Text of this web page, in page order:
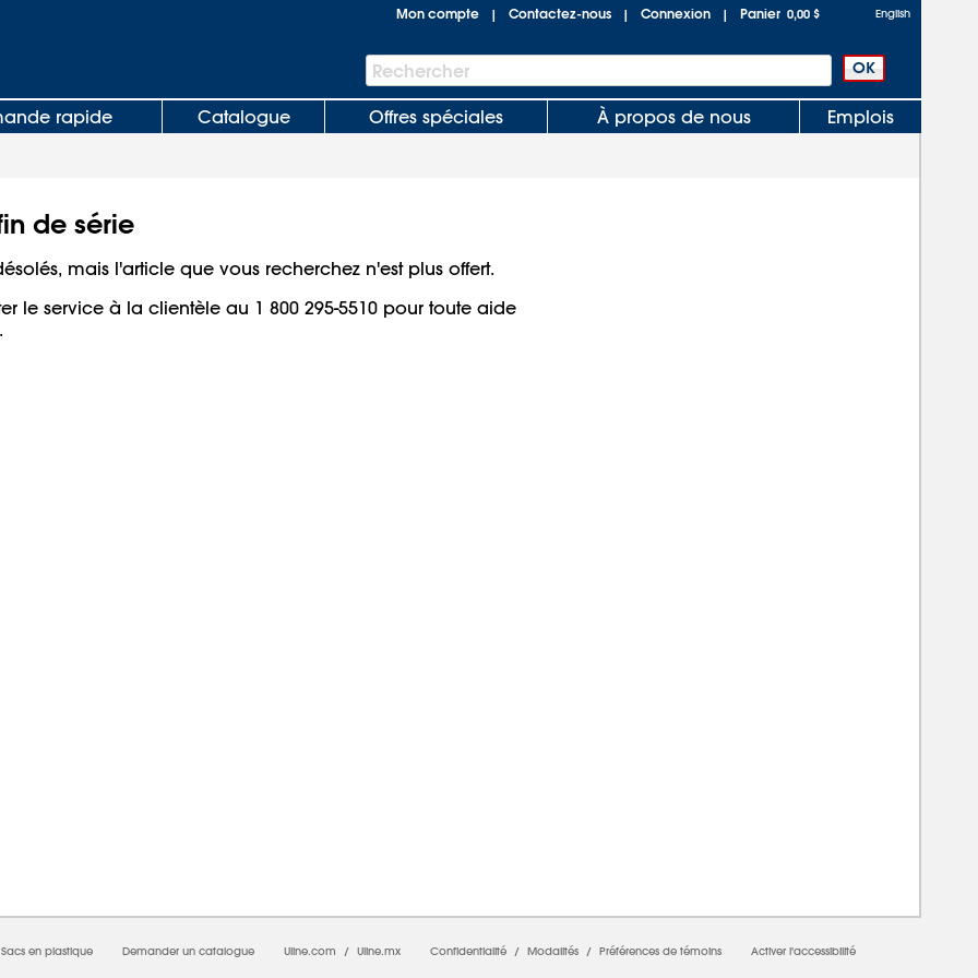
Mon compte | Contactez-nous | Connexion | Panier 0,00 $ English
Barre
de
recherche
Rechercher
rapide Catalogue Offres spéciales À propos de nous Emplois
de série
mais l'article que vous recherchez n'est plus offert.
le service à la clientèle au 1 800 295-5510 pour toute aide
Sacs en plastique Demander un catalogue Uline.com / Uline.mx Confidentialité / Modalités / Préférences de témoins Activer l'accessibilité